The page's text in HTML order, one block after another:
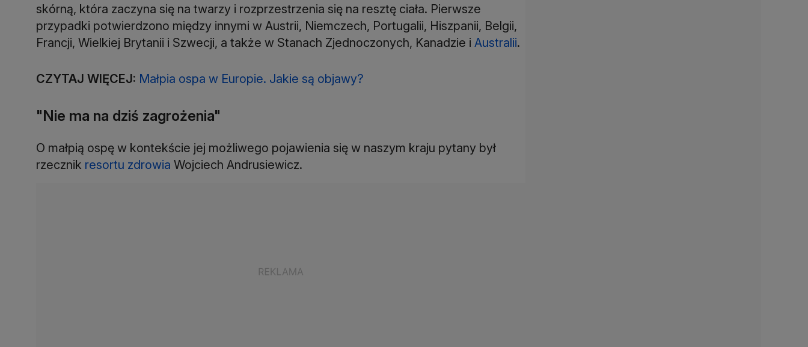
skórną, która zaczyna się na twarzy i rozprzestrzenia się na resztę ciała. Pierwsze
przypadki potwierdzono między innymi w Austrii, Niemczech, Portugalii, Hiszpanii, Belgii,
Francji, Wielkiej Brytanii i Szwecji, a także w Stanach Zjednoczonych, Kanadzie i Australii.
CZYTAJ WIĘCEJ: Małpia ospa w Europie. Jakie są objawy?
"Nie ma na dziś zagrożenia"
O małpią ospę w kontekście jej możliwego pojawienia się w naszym kraju pytany był
rzecznik resortu zdrowia Wojciech Andrusiewicz.